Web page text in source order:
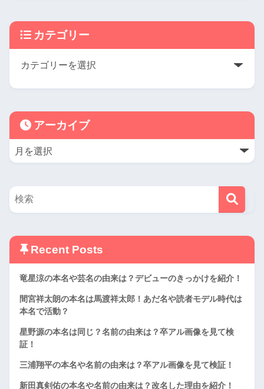
カテゴリー
アーカイブ
Recent Posts
竜星涼の本名や芸名の由来は？デビューのきっかけを紹介！
間宮祥太朗の本名は馬渡祥太郎！あだ名や読者モデル時代は
本名で活動？
星野源の本名は同じ？名前の由来は？卒アル画像を見て検
証！
三浦翔平の本名や名前の由来は？卒アル画像を見て検証！
新田真剣佑の本名や名前の由来は？改名した理由を紹介！